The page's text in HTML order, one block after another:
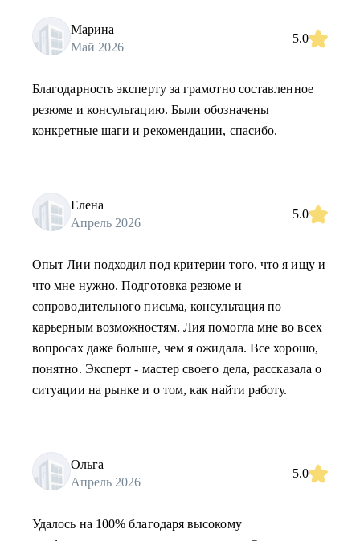
Марина
Май 2026
5.0
Благодарность эксперту за грамотно составленное
резюме и консультацию. Были обозначены
конкретные шаги и рекомендации, спасибо.
Елена
Апрель 2026
5.0
Опыт Лии подходил под критерии того, что я ищу и
что мне нужно. Подготовка резюме и
сопроводительного письма, консультация по
карьерным возможностям. Лия помогла мне во всех
вопросах даже больше, чем я ожидала. Все хорошо,
понятно. Эксперт - мастер своего дела, рассказала о
ситуации на рынке и о том, как найти работу.
Ольга
Апрель 2026
5.0
Удалось на 100% благодаря высокому